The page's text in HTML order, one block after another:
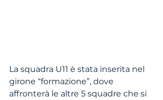
La squadra U11 è stata inserita nel
girone “formazione”, dove
affronterà le altre 5 squadre che si